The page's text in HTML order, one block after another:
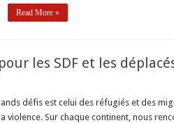
Read More »
les SDF et les
défis est celui des réfugiés et des
violence. Sur chaque continent, nous